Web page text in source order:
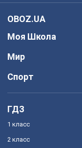
OBOZ.UA
Моя Школа
Мир
Спорт
ГДЗ
1 класс
2 класс